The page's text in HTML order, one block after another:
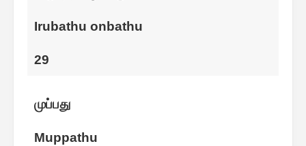
Irubathu onbathu
29
முப்பது
Muppathu